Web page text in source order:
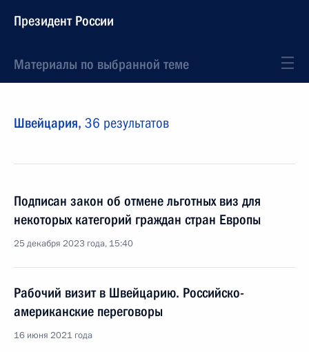
Президент России
Материалы по выбранной теме
Швейцария, 36 результатов
Подписан закон об отмене льготных виз для
некоторых категорий граждан стран Европы
25 декабря 2023 года, 15:40
Рабочий визит в Швейцарию. Российско-
американские переговоры
16 июня 2021 года